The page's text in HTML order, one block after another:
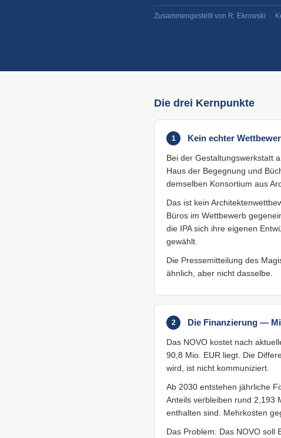
Zusammengestellt von R. Ekrowski ·
Die drei Kernpunkte
1 Kein echter
Bei der Gestaltungswerkstatt
Haus der Begegnung und
demselben Konsortium aus
Das ist kein
Büros im Wettbewerb
die IPA sich ihre eigenen
gewählt.
Die Pressemitteilung des
ähnlich, aber nicht dasselbe.
2 Die Finanzierung —
Das NOVO kostet nach
90,8 Mio. EUR liegt. Die
wird, ist nicht kommuniziert.
Ab 2030 entstehen jährliche
Anteils verbleiben rund 2,193
enthalten sind. Mehrkosten
Das Problem: Das NOVO